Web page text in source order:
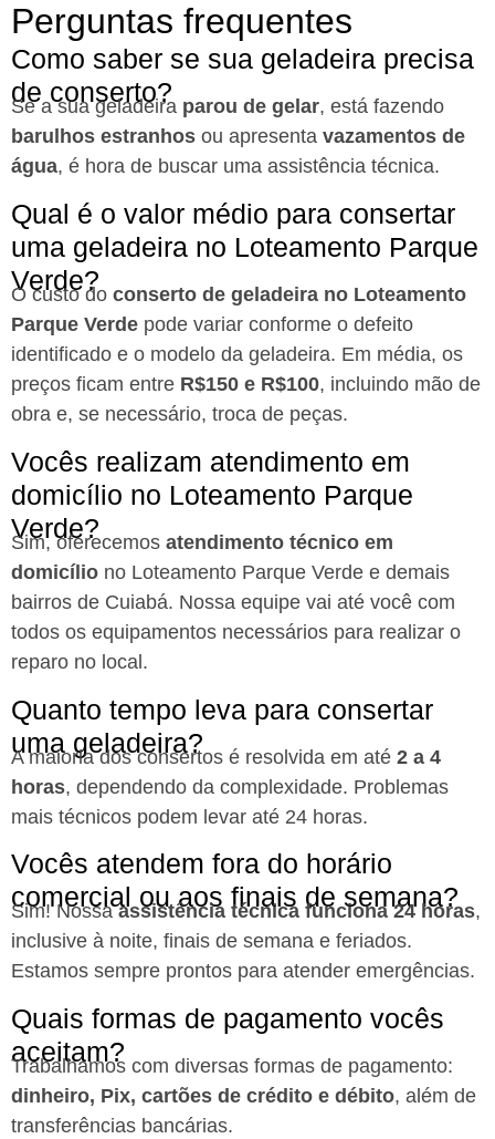
Perguntas frequentes
Como saber se sua geladeira precisa
de conserto?
Se a sua geladeira parou de gelar, está fazendo
barulhos estranhos ou apresenta vazamentos de
água, é hora de buscar uma assistência técnica.
Qual é o valor médio para consertar
uma geladeira no Loteamento Parque
Verde?
O custo do conserto de geladeira no Loteamento
Parque Verde pode variar conforme o defeito
identificado e o modelo da geladeira. Em média, os
preços ficam entre R$150 e R$100, incluindo mão de
obra e, se necessário, troca de peças.
Vocês realizam atendimento em
domicílio no Loteamento Parque
Verde?
Sim, oferecemos atendimento técnico em
domicílio no Loteamento Parque Verde e demais
bairros de Cuiabá. Nossa equipe vai até você com
todos os equipamentos necessários para realizar o
reparo no local.
Quanto tempo leva para consertar
uma geladeira?
A maioria dos consertos é resolvida em até 2 a 4
horas, dependendo da complexidade. Problemas
mais técnicos podem levar até 24 horas.
Vocês atendem fora do horário
comercial ou aos finais de semana?
Sim! Nossaassistência técnica funciona 24 horas,
inclusive à noite, finais de semana e feriados.
Estamos sempre prontos para atender emergências.
Quais formas de pagamento vocês
aceitam?
Trabalhamos com diversas formas de pagamento:
dinheiro, Pix, cartões de crédito e débito, além de
transferências bancárias.